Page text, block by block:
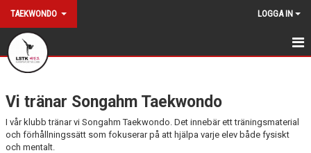
TAEKWONDO LOGGA IN
VAD ÄR TAEKKWONDO?
SONGAHM TAEKWONDO
SONGAHMS ANDA
Vi tränar Songahm Taekwondo
I vår klubb tränar vi Songahm Taekwondo. Det innebär ett träningsmaterial
och förhållningssätt som fokuserar på att hjälpa varje elev både fysiskt
och mentalt.